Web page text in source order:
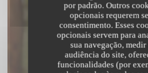
por padrão. Outros
opcionais requerem
consentimento. Esses
opcionais servem para
sua navegação, medir
audiência do site,
funcionalidades (por